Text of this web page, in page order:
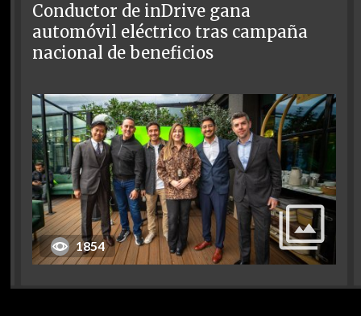
Conductor de inDrive gana
automóvil eléctrico tras campaña
nacional de beneficios
1854